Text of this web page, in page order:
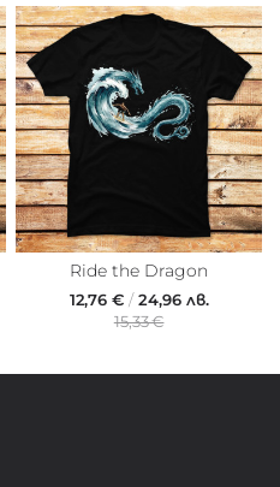
Ride the Dragon
12,76 €/24,96 лв.
15,33 €